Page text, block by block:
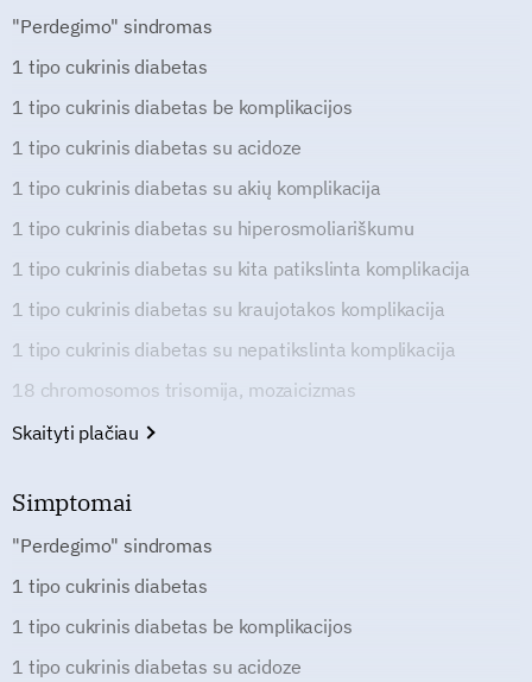
"Perdegimo" sindromas
1 tipo cukrinis diabetas
1 tipo cukrinis diabetas be komplikacijos
1 tipo cukrinis diabetas su acidoze
1 tipo cukrinis diabetas su akių komplikacija
1 tipo cukrinis diabetas su hiperosmoliariškumu
1 tipo cukrinis diabetas su kita patikslinta komplikacija
1 tipo cukrinis diabetas su kraujotakos komplikacija
1 tipo cukrinis diabetas su nepatikslinta komplikacija
18 chromosomos trisomija, mozaicizmas
Skaityti plačiau
Simptomai
"Perdegimo" sindromas
1 tipo cukrinis diabetas
1 tipo cukrinis diabetas be komplikacijos
1 tipo cukrinis diabetas su acidoze